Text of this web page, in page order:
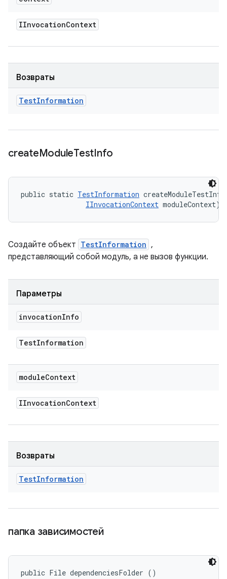
IInvocationContext
Возвраты
TestInformation
createModuleTestInfo
public static TestInformation
IInvocationContext moduleContext)
Создайте объект TestInformation ,
представляющий собой модуль, а не вызов функции.
Параметры
invocationInfo
TestInformation
moduleContext
IInvocationContext
Возвраты
TestInformation
папка зависимостей
public File dependenciesFolder ()